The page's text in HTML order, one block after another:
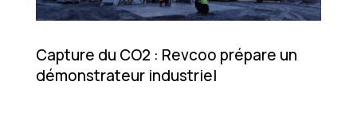
Capture du CO2 : Revcoo prépare un
démonstrateur industriel